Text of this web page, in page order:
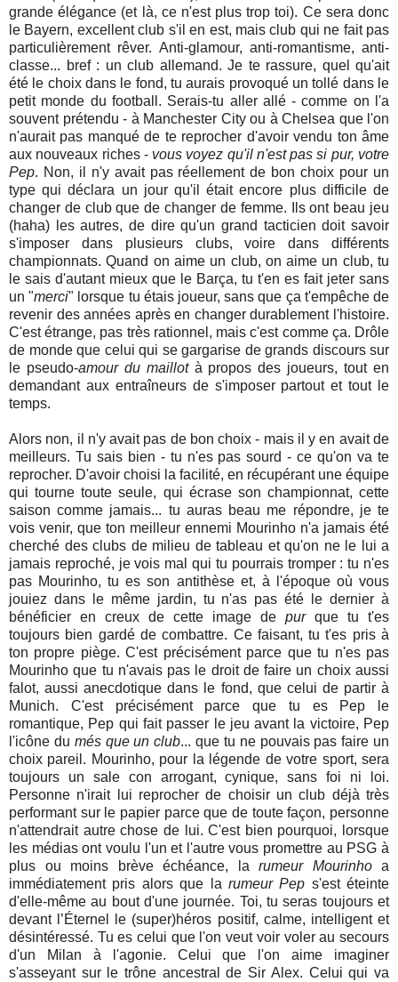
grande élégance (et là, ce n'est plus trop toi). Ce sera donc
le Bayern, excellent club s'il en est, mais club qui ne fait pas
particulièrement rêver. Anti-glamour, anti-romantisme, anti-
classe... bref : un club allemand. Je te rassure, quel qu'ait
été le choix dans le fond, tu aurais provoqué un tollé dans le
petit monde du football. Serais-tu aller allé - comme on l'a
souvent prétendu - à Manchester City ou à Chelsea que l'on
n'aurait pas manqué de te reprocher d'avoir vendu ton âme
aux nouveaux riches - vous voyez qu'il n'est pas si pur, votre
Pep. Non, il n'y avait pas réellement de bon choix pour un
type qui déclara un jour qu'il était encore plus difficile de
changer de club que de changer de femme. Ils ont beau jeu
(haha) les autres, de dire qu'un grand tacticien doit savoir
s'imposer dans plusieurs clubs, voire dans différents
championnats. Quand on aime un club, on aime un club, tu
le sais d'autant mieux que le Barça, tu t'en es fait jeter sans
un "merci" lorsque tu étais joueur, sans que ça t'empêche de
revenir des années après en changer durablement l'histoire.
C'est étrange, pas très rationnel, mais c'est comme ça. Drôle
de monde que celui qui se gargarise de grands discours sur
le pseudo-amour du maillotà propos des joueurs, tout en
demandant aux entraîneurs de s'imposer partout et tout le
temps.
Alors non, il n'y avait pas de bon choix - mais il y en avait de
meilleurs. Tu sais bien - tu n'es pas sourd - ce qu'on va te
reprocher. D'avoir choisi la facilité, en récupérant une équipe
qui tourne toute seule, qui écrase son championnat, cette
saison comme jamais... tu auras beau me répondre, je te
vois venir, que ton meilleur ennemi Mourinho n'a jamais été
cherché des clubs de milieu de tableau et qu'on ne le lui a
jamais reproché, je vois mal qui tu pourrais tromper : tu n'es
pas Mourinho, tu es son antithèse et, à l'époque où vous
jouiez dans le même jardin, tu n'as pas été le dernier à
bénéficier en creux de cette image de purque tu t'es
toujours bien gardé de combattre. Ce faisant, tu t'es pris à
ton propre piège. C'est précisément parce que tu n'es pas
Mourinho que tu n'avais pas le droit de faire un choix aussi
falot, aussi anecdotique dans le fond, que celui de partir à
Munich. C'est précisément parce que tu es Pep le
romantique, Pep qui fait passer le jeu avant la victoire, Pep
l'icône du més que un club... que tu ne pouvais pas faire un
choix pareil. Mourinho, pour la légende de votre sport, sera
toujours un sale con arrogant, cynique, sans foi ni loi.
Personne n'irait lui reprocher de choisir un club déjà très
performant sur le papier parce que de toute façon, personne
n'attendrait autre chose de lui. C'est bien pourquoi, lorsque
les médias ont voulu l'un et l'autre vous promettre au PSG à
plus ou moins brève échéance, la rumeur Mourinhoa
immédiatement pris alors que la rumeur Pep s'est éteinte
d'elle-même au bout d'une journée. Toi, tu seras toujours et
devant l’Éternel le (super)héros positif, calme, intelligent et
désintéressé. Tu es celui que l'on veut voir voler au secours
d'un Milan à l'agonie. Celui que l'on aime imaginer
s'asseyant sur le trône ancestral de Sir Alex. Celui qui va